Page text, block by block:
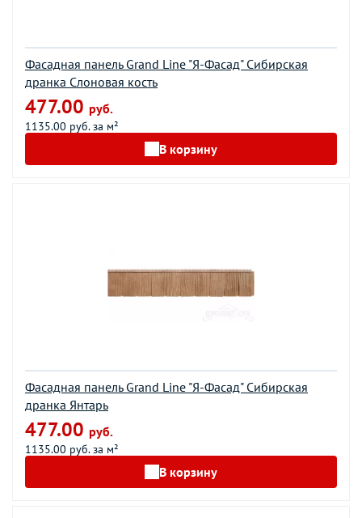
Фасадная панель Grand Line "Я-Фасад" Сибирская
дранка Слоновая кость
477.00 руб.
1135.00 руб. за м²
В корзину
Фасадная панель Grand Line "Я-Фасад" Сибирская
дранка Янтарь
477.00 руб.
1135.00 руб. за м²
В корзину